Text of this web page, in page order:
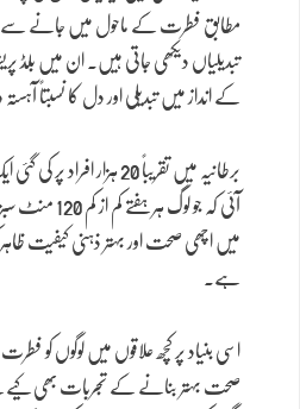
مطابق فطرت کے ماحول میں جانے
تبدیلیاں دیکھی جاتی ہیں۔ ان میں بلڈ
کے انداز میں تبدیلی اور دل کا نسبتاً
برطانیہ میں تقریباً 20 ہزار
آئی کہ جو لوگ
میں اچھی صحت اور بہتر ذہنی کیفیت ظاہر
ہے۔
اسی بنیاد پر کچھ علاقوں میں لوگوں کو
صحت بہتر بنانے کے تجربات بھی کیے